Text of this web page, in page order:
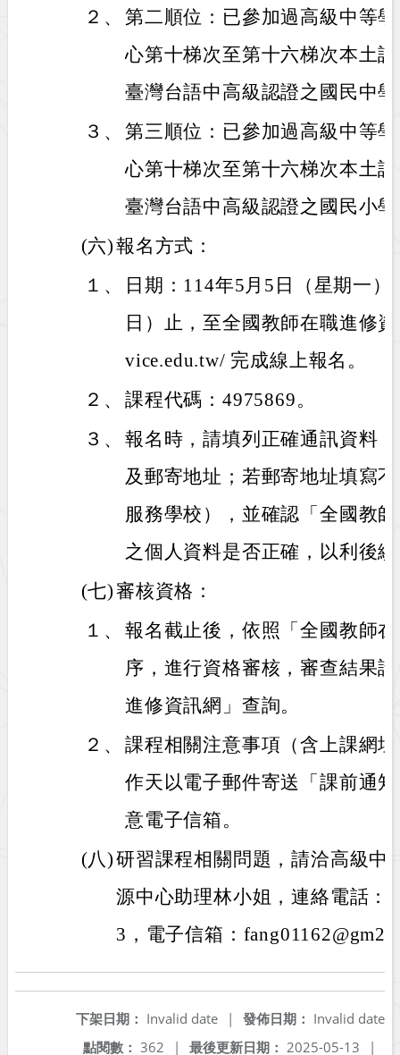
２、 第二順位：已參加過高級中等
心第十梯次至第十六梯次本土
臺灣台語中高級認證之國民中
３、 第三順位：已參加過高級中等
心第十梯次至第十六梯次本土
臺灣台語中高級認證之國民小
(六)報名方式：
１、
日期：114年5月5日（星期一
日）止，至全國教師在職進修
vice.edu.tw/ 完成線上報名。
２、 課程代碼：4975869。
３、 報名時，請填列正確通訊資料
及郵寄地址；若郵寄地址填寫
服務學校），並確認「全國教
之個人資料是否正確，以利後
(七) 審核資格：
１、 報名截止後，依照「全國教師
序，進行資格審核，審查結果
進修資訊網」查詢。
２、 課程相關注意事項（含上課網
作天以電子郵件寄送「課前通
意電子信箱。
(八)研習課程相關問題，請洽高級中
源中心助理林小姐，連絡電話：
3，電子信箱：
發佈日期： Invalid date
下架日期： Invalid date
|
最後更新日期： 2025-05-13 |
點閱數： 362 |